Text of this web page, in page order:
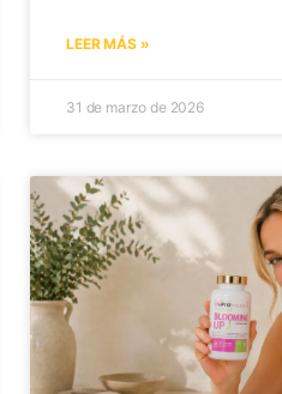
LEER MÁS »
31 de marzo de 2026